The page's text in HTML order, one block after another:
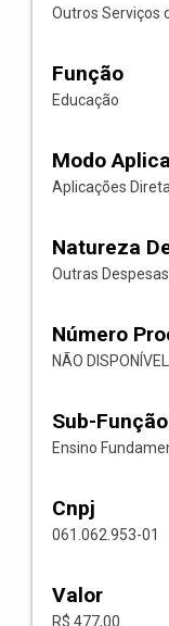
Outros Serviços
Função
Educação
Modo
Aplicações
Natureza
Outras
Número
NÃO DISPONÍVEL
Sub-Função
Ensino
Cnpj
061.062.953-01
Valor
R$ 477,00